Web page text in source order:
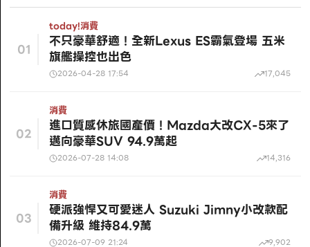
01
today!消費
不只豪華舒適！全新Lexus ES霸氣登場 五米
旗艦操控也出色
2026-04-28 17:54 17,045
02
消費
進口質感休旅國產價！Mazda大改CX-5來了
邁向豪華SUV 94.9萬起
2026-07-28 14:08 14,316
03
消費
硬派強悍又可愛迷人 Suzuki Jimny小改款配
備升級 維持84.9萬
2026-07-09 21:24 9,902